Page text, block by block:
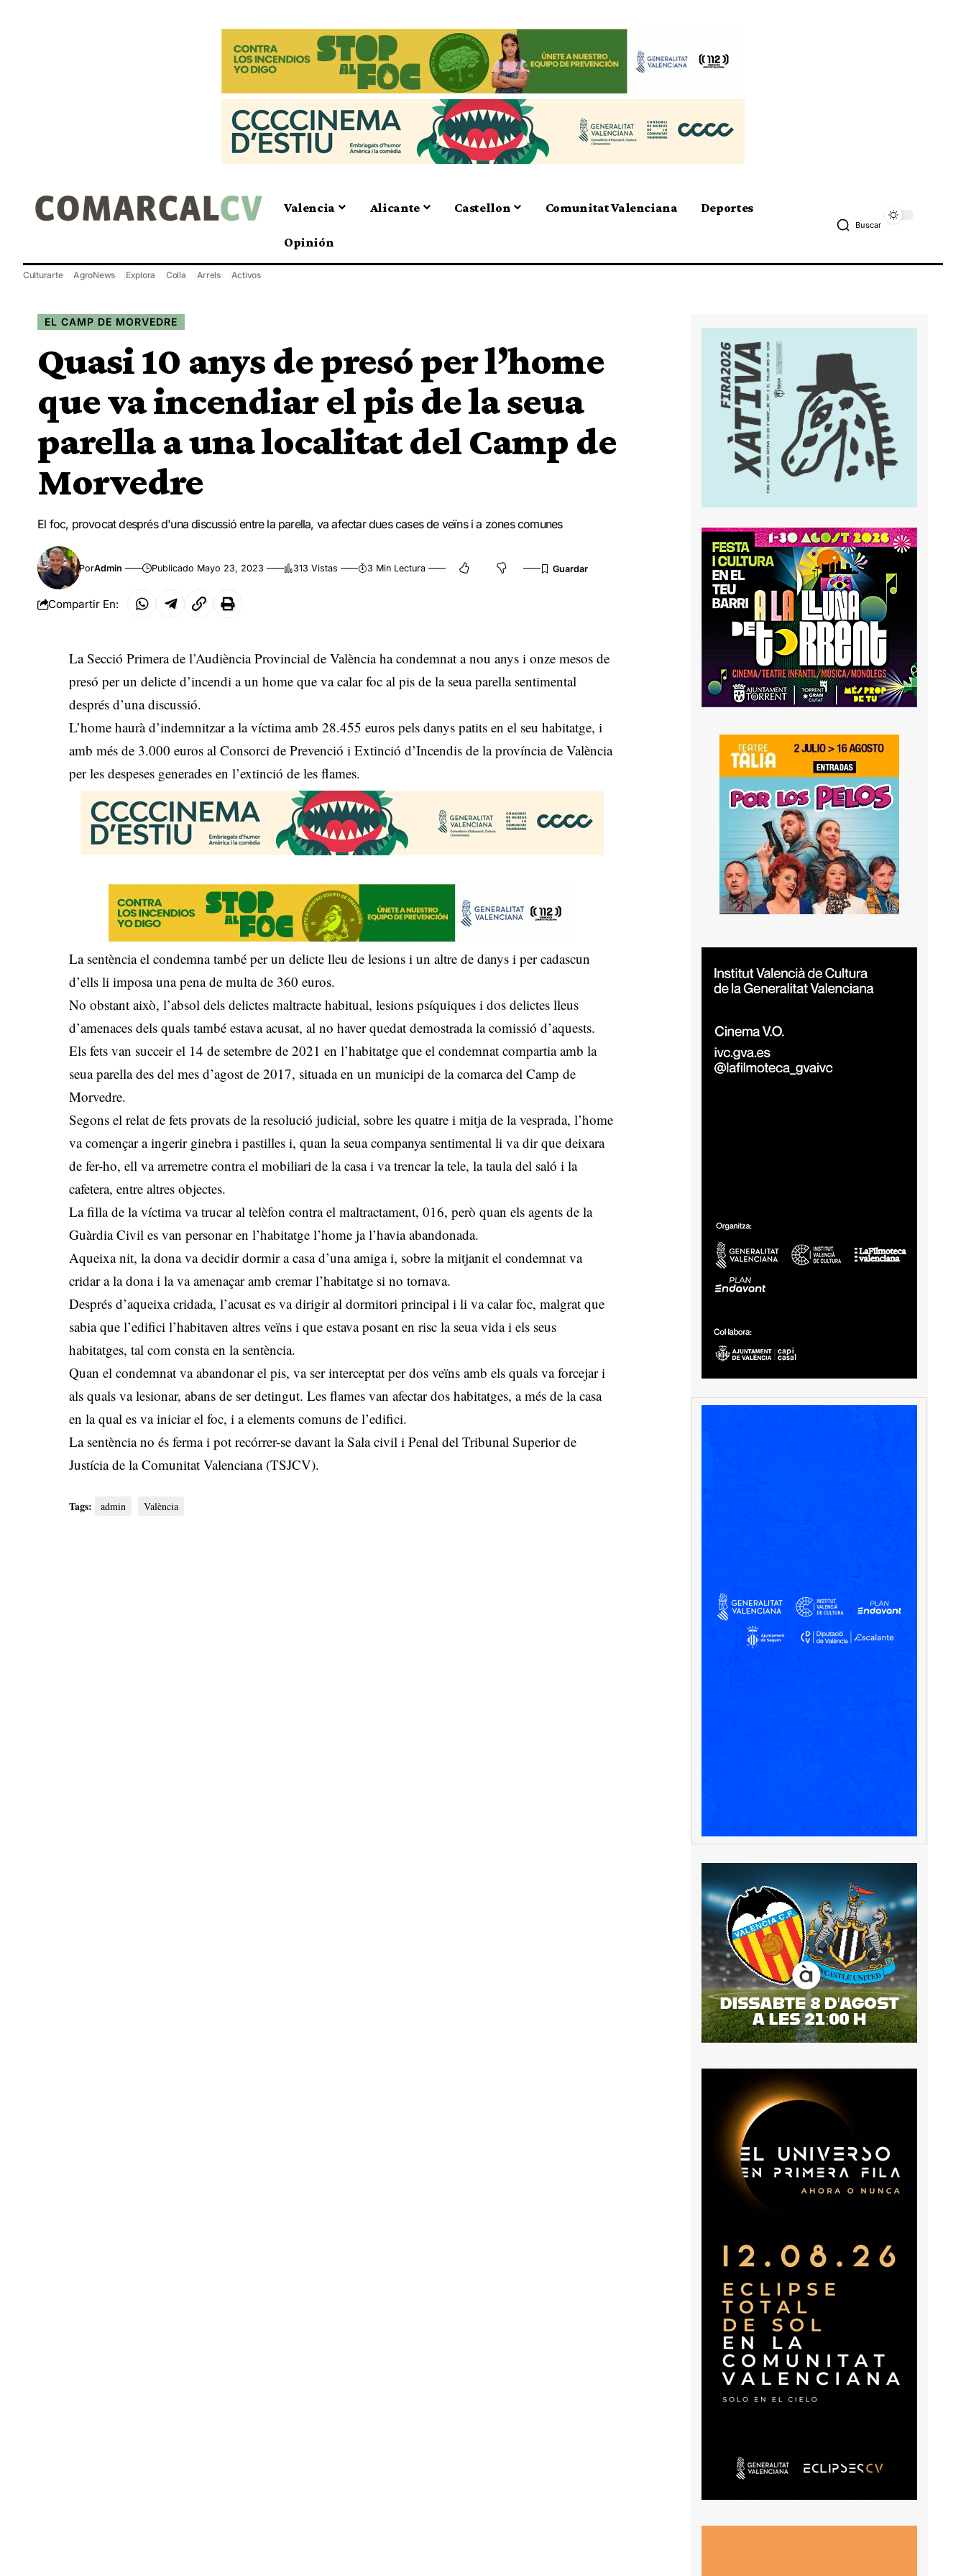
Valencia Alicante Castellon Comunitat Valenciana Deportes
Opinión
Buscar
Culturarte AgroNews Explora Colla Arrels Activos
EL CAMP DE MORVEDRE
Quasi 10 anys de presó per l’home
que va incendiar el pis de la seua
parella a una localitat del Camp de
Morvedre
El foc, provocat després d'una discussió entre la parella, va afectar dues cases de veïns i a zones comunes
PorAdmin Publicado Mayo 23, 2023 313 Vistas 3 Min Lectura
Compartir En:
La Secció Primera de l’Audiència Provincial de València ha condemnat a nou anys i onze mesos de
presó per un delicte d’incendi a un home que va calar foc al pis de la seua parella sentimental
després d’una discussió.
L’home haurà d’indemnitzar a la víctima amb 28.455 euros pels danys patits en el seu habitatge, i
amb més de 3.000 euros al Consorci de Prevenció i Extinció d’Incendis de la província de València
per les despeses generades en l’extinció de les flames.
La sentència el condemna també per un delicte lleu de lesions i un altre de danys i per cadascun
d’ells li imposa una pena de multa de 360 euros.
No obstant això, l’absol dels delictes maltracte habitual, lesions psíquiques i dos delictes lleus
d’amenaces dels quals també estava acusat, al no haver quedat demostrada la comissió d’aquests.
Els fets van succeir el 14 de setembre de 2021 en l’habitatge que el condemnat compartia amb la
seua parella des del mes d’agost de 2017, situada en un municipi de la comarca del Camp de
Morvedre.
Segons el relat de fets provats de la resolució judicial, sobre les quatre i mitja de la vesprada, l’home
va començar a ingerir ginebra i pastilles i, quan la seua companya sentimental li va dir que deixara
de fer-ho, ell va arremetre contra el mobiliari de la casa i va trencar la tele, la taula del saló i la
cafetera, entre altres objectes.
La filla de la víctima va trucar al telèfon contra el maltractament, 016, però quan els agents de la
Guàrdia Civil es van personar en l’habitatge l’home ja l’havia abandonada.
Aqueixa nit, la dona va decidir dormir a casa d’una amiga i, sobre la mitjanit el condemnat va
cridar a la dona i la va amenaçar amb cremar l’habitatge si no tornava.
Després d’aqueixa cridada, l’acusat es va dirigir al dormitori principal i li va calar foc, malgrat que
sabia que l’edifici l’habitaven altres veïns i que estava posant en risc la seua vida i els seus
habitatges, tal com consta en la sentència.
Quan el condemnat va abandonar el pis, va ser interceptat per dos veïns amb els quals va forcejar i
als quals va lesionar, abans de ser detingut. Les flames van afectar dos habitatges, a més de la casa
en la qual es va iniciar el foc, i a elements comuns de l’edifici.
La sentència no és ferma i pot recórrer-se davant la Sala civil i Penal del Tribunal Superior de
Justícia de la Comunitat Valenciana (TSJCV).
Tags: admin València